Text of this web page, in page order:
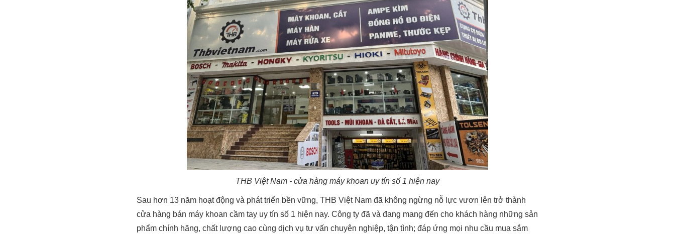
THB Việt Nam - cửa hàng máy khoan uy tín số 1 hiện nay
Sau hơn 13 năm hoạt động và phát triển bền vững, THB Việt Nam đã không ngừng nỗ lực vươn lên trở thành
cửa hàng bán máy khoan cầm tay uy tín số 1 hiện nay. Công ty đã và đang mang đến cho khách hàng những sản
phẩm chính hãng, chất lượng cao cùng dịch vụ tư vấn chuyên nghiệp, tận tình; đáp ứng mọi nhu cầu mua sắm